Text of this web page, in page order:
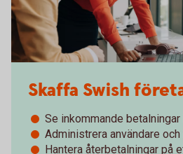
Skaffa Swish
Se inkommande
Administrera användare
Hantera återbetalningar på